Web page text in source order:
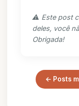
⚠️ Este post
deles, você
Obrigada!
← Posts